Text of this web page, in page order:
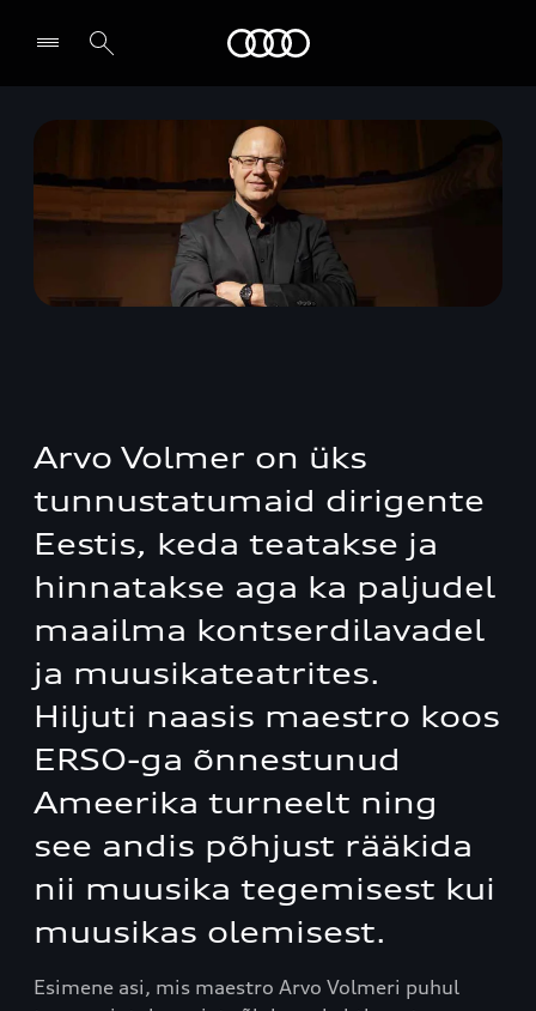
Arvo Volmer on üks
tunnustatumaid dirigente
Eestis, keda teatakse ja
hinnatakse aga ka paljudel
maailma kontserdilavadel
ja muusikateatrites.
Hiljuti naasis maestro koos
ERSO-ga õnnestunud
Ameerika turneelt ning
see andis põhjust rääkida
nii muusika tegemisest kui
muusikas olemisest.
Esimene asi, mis maestro Arvo Volmeri puhul